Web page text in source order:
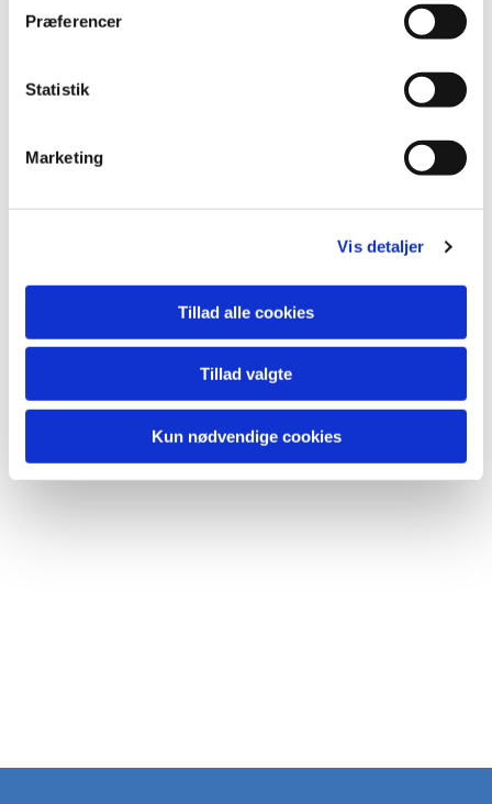
Præferencer
Statistik
Marketing
Vis detaljer
Tillad alle cookies
Tillad valgte
Kun nødvendige cookies
Du vil måske også kunne lide...